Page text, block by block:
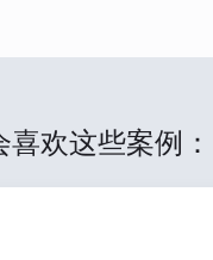
欢这些案例：